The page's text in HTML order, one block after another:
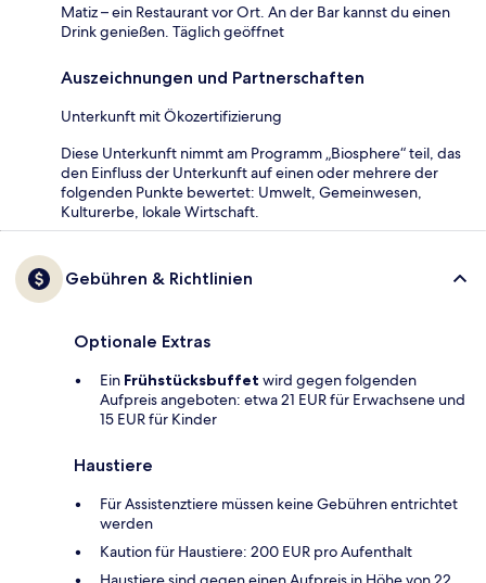
Matiz – ein Restaurant vor Ort. An der Bar kannst du einen
Drink genießen. Täglich geöffnet
Auszeichnungen und Partnerschaften
Unterkunft mit Ökozertifizierung
Diese Unterkunft nimmt am Programm „Biosphere“ teil, das
den Einfluss der Unterkunft auf einen oder mehrere der
folgenden Punkte bewertet: Umwelt, Gemeinwesen,
Kulturerbe, lokale Wirtschaft.
Gebühren & Richtlinien
Optionale Extras
Ein Frühstücksbuffet wird gegen folgenden
Aufpreis angeboten: etwa 21 EUR für Erwachsene und
15 EUR für Kinder
Haustiere
Für Assistenztiere müssen keine Gebühren entrichtet
werden
Kaution für Haustiere: 200 EUR pro Aufenthalt